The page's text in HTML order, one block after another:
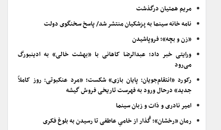
مریم همتیان درگذشت
نامه خانه سینما به پزشکیان منتشر شد/ پاسخ سخنگوی دولت
«زن و بچه»؛ فروپاشیدن
ورایتی خبر داد؛ عبدالرضا کاهانی با «بهشت خالی» به ادینبورگ
می‌رود
رکورد «انتقام‌جویان: پایان بازی» شکست؛ «مرد عنکبوتی: روز کاملاً
جدید» درحال ورود به فهرست تاریخی فروش گیشه
امیر نادری و ذات و زبان سینما
رمان «رخشان»؛ گُذار از خامیِ عاطفی تا رسیدن به بلوغ فکری